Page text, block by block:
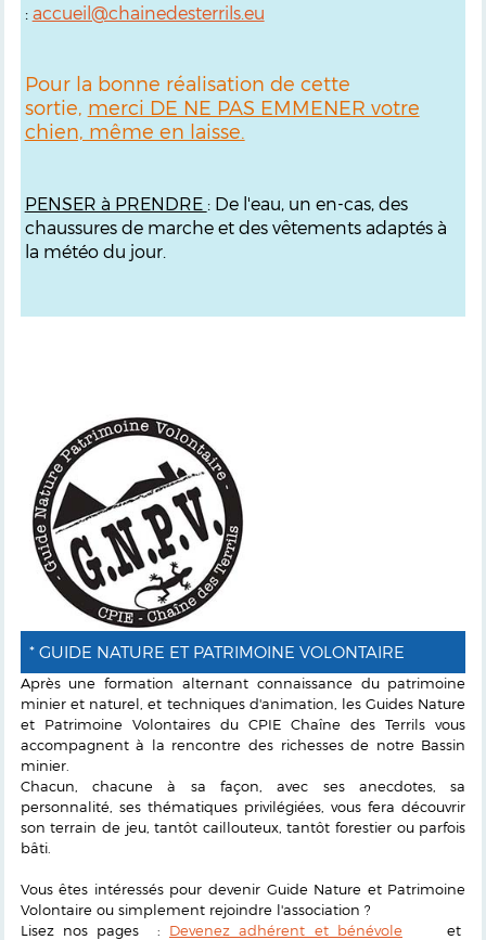
: accueil@chainedesterrils.eu
Pour la bonne réalisation de cette
sortie, merci DE NE PAS EMMENER votre
chien, même en laisse.
PENSER à PRENDRE : De l'eau, un en-cas, des
chaussures de marche et des vêtements adaptés à
la météo du jour.
* GUIDE NATURE ET PATRIMOINE VOLONTAIRE
Après une formation alternant connaissance du patrimoine
minier et naturel, et techniques d'animation, les Guides Nature
et Patrimoine Volontaires du CPIE Chaîne des Terrils vous
accompagnent à la rencontre des richesses de notre Bassin
minier.
Chacun, chacune à sa façon, avec ses anecdotes, sa
personnalité, ses thématiques privilégiées, vous fera découvrir
son terrain de jeu, tantôt caillouteux, tantôt forestier ou parfois
bâti.
Vous êtes intéressés pour devenir Guide Nature et Patrimoine
Volontaire ou simplement rejoindre l'association ?
Lisez nos pages : Devenez adhérent et bénévole et